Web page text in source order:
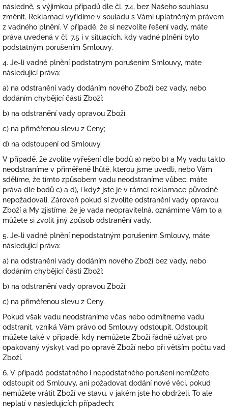
následně, s výjimkou případů dle čl. 7.4, bez Našeho souhlasu
změnit. Reklamaci vyřídíme v souladu s Vámi uplatněným právem
z vadného plnění. V případě, že si nezvolíte řešení vady, máte
práva uvedená v čl. 7.5 i v situacích, kdy vadné plnění bylo
podstatným porušením Smlouvy.
4. Je-li vadné plnění podstatným porušením Smlouvy, máte
následující práva:
a) na odstranění vady dodáním nového Zboží bez vady, nebo
dodáním chybějící části Zboží;
b) na odstranění vady opravou Zboží;
c) na přiměřenou slevu z Ceny;
d) na odstoupení od Smlouvy.
V případě, že zvolíte vyřešení dle bodů a) nebo b) a My vadu takto
neodstraníme v přiměřené lhůtě, kterou jsme uvedli, nebo Vám
sdělíme, že tímto způsobem vadu neodstraníme vůbec, máte
práva dle bodů c) a d), i když jste je v rámci reklamace původně
nepožadovali. Zároveň pokud si zvolíte odstranění vady opravou
Zboží a My zjistíme, že je vada neopravitelná, oznámíme Vám to a
můžete si zvolit jiný způsob odstranění vady.
5. Je-li vadné plnění nepodstatným porušením Smlouvy, máte
následující práva:
a) na odstranění vady dodáním nového Zboží bez vady, nebo
dodáním chybějící části Zboží;
b) na odstranění vady opravou Zboží;
c) na přiměřenou slevu z Ceny.
Pokud však vadu neodstraníme včas nebo odmítneme vadu
odstranit, vzniká Vám právo od Smlouvy odstoupit. Odstoupit
můžete také v případě, kdy nemůžete Zboží řádně užívat pro
opakovaný výskyt vad po opravě Zboží nebo při větším počtu vad
Zboží.
6. V případě podstatného i nepodstatného porušení nemůžete
odstoupit od Smlouvy, ani požadovat dodání nové věci, pokud
nemůžete vrátit Zboží ve stavu, v jakém jste ho obdrželi. To ale
neplatí v následujících případech: